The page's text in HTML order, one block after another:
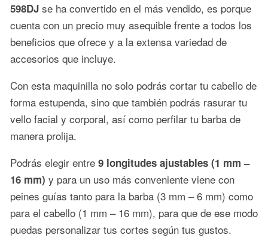
598DJ se ha convertido en el más vendido, es porque
cuenta con un precio muy asequible frente a todos los
beneficios que ofrece y a la extensa variedad de
accesorios que incluye.
Con esta maquinilla no solo podrás cortar tu cabello de
forma estupenda, sino que también podrás rasurar tu
vello facial y corporal, así como perfilar tu barba de
manera prolija.
Podrás elegir entre 9 longitudes ajustables (1 mm –
16 mm) y para un uso más conveniente viene con
peines guías tanto para la barba (3 mm – 6 mm) como
para el cabello (1 mm – 16 mm), para que de ese modo
puedas personalizar tus cortes según tus gustos.